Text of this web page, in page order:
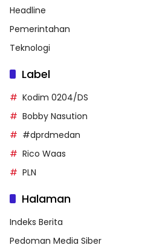
Headline
Pemerintahan
Teknologi
Label
Kodim 0204/DS
Bobby Nasution
#dprdmedan
Rico Waas
PLN
Halaman
Indeks Berita
Pedoman Media Siber